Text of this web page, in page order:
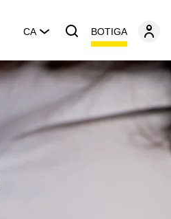
CA BOTIGA